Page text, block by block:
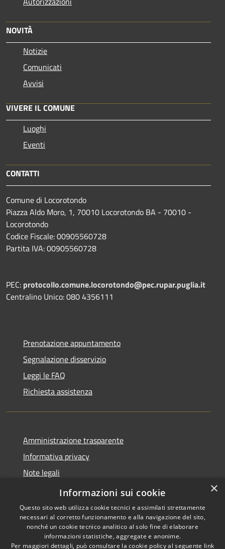
NOVITÀ
Notizie
Comunicati
Avvisi
VIVERE IL COMUNE
Luoghi
Eventi
CONTATTI
Comune di Locorotondo
Piazza Aldo Moro, 1, 70010 Locorotondo BA - 70010 -
Locorotondo
Codice Fiscale: 00905560728
Partita IVA: 00905560728
PEC: protocollo.comune.locorotondo@pec.rupar.puglia.it
Centralino Unico: 080 4356111
Prenotazione appuntamento
Segnalazione disservizio
Leggi le FAQ
Richiesta assistenza
Amministrazione trasparente
Informativa privacy
Note legali
Dichiarazione di accessibilità
Copyright © 2026 • Comune di
×
Informazioni sui cookie
Questo sito web utilizza cookie tecnici e assimilati strettamente
necessari al corretto funzionamento e alla navigazione del sito,
nonché un cookie tecnico analitico al solo fine di elaborare
informazioni statistiche, aggregate e anonime.
Per maggiori dettagli, può consultare la cookie policy al seguente link